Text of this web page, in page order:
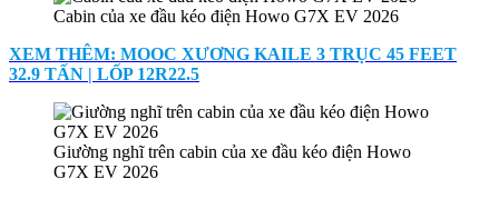
Cabin của xe đầu kéo điện Howo G7X EV 2026
XEM THÊM: MOOC XƯƠNG KAILE 3 TRỤC 45 FEET
32.9 TẤN | LỐP 12R22.5
Giường nghĩ trên cabin của xe đầu kéo điện Howo
G7X EV 2026